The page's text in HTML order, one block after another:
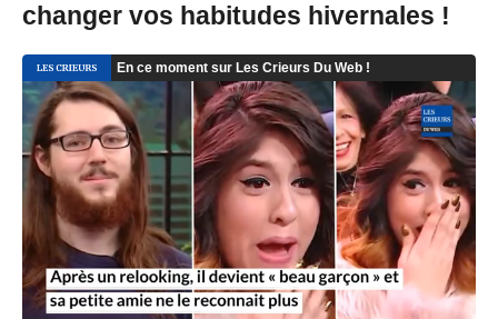
changer vos habitudes hivernales !